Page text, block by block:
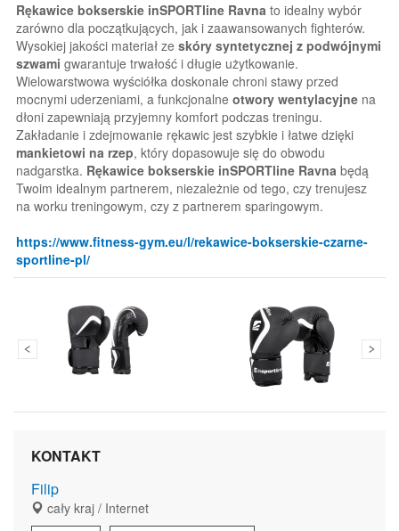
Rękawice bokserskie inSPORTline Ravna to idealny wybór
zarówno dla początkujących, jak i zaawansowanych fighterów.
Wysokiej jakości materiał ze skóry syntetycznej z podwójnymi
szwami gwarantuje trwałość i długie użytkowanie.
Wielowarstwowa wyściółka doskonale chroni stawy przed
mocnymi uderzeniami, a funkcjonalne otwory wentylacyjne na
dłoni zapewniają przyjemny komfort podczas treningu.
Zakładanie i zdejmowanie rękawic jest szybkie i łatwe dzięki
mankietowi na rzep, który dopasowuje się do obwodu
nadgarstka. Rękawice bokserskie inSPORTline Ravna będą
Twoim idealnym partnerem, niezależnie od tego, czy trenujesz
na worku treningowym, czy z partnerem sparingowym.
https://www.fitness-gym.eu/l/rekawice-bokserskie-czarne-
sportline-pl/
KONTAKT
Filip
cały kraj / Internet